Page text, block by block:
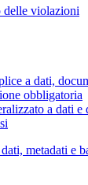
delle violazioni
a dati,
obbligatoria
a dati
metadati e